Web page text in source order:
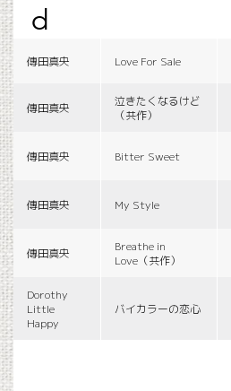
d
傳田真央 Love For Sale
傳田真央
泣きたくなるけど
（共作）
傳田真央 Bitter Sweet
傳田真央 My Style
傳田真央
Breathe in
Love（共作）
Dorothy
Little
Happy
バイカラーの恋心